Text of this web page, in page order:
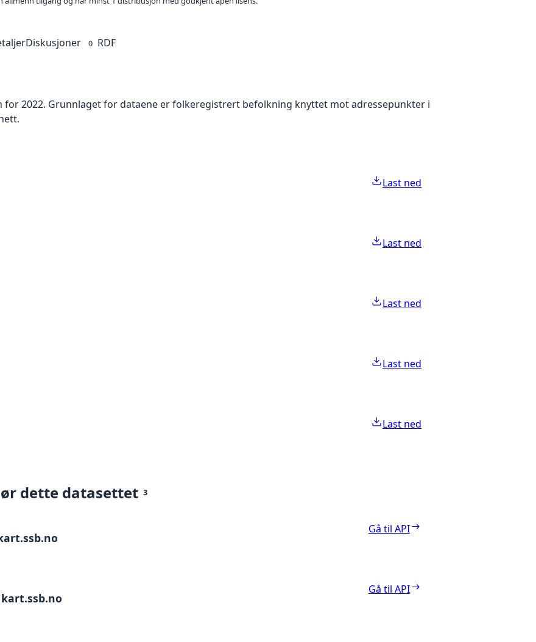
Diskusjoner 0 RDF
for 2022. Grunnlaget for dataene er folkeregistrert befolkning knyttet mot adressepunkter i
Last ned
Last ned
Last ned
Last ned
Last ned
dette datasettet 3
Gå til API
Gå til API